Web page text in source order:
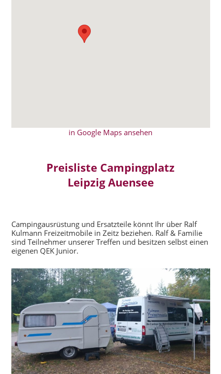
in Google Maps ansehen
Preisliste Campingplatz
Leipzig Auensee
Campingausrüstung und Ersatzteile könnt Ihr über Ralf
Kulmann Freizeitmobile in Zeitz beziehen. Ralf & Familie
sind Teilnehmer unserer Treffen und besitzen selbst einen
eigenen QEK Junior.